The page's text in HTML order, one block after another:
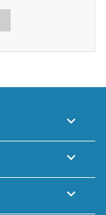


